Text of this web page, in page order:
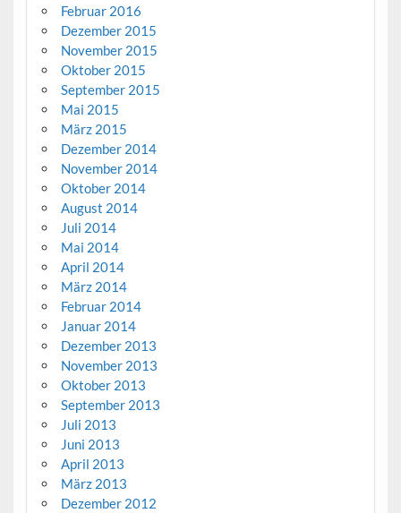
Februar 2016
Dezember 2015
November 2015
Oktober 2015
September 2015
Mai 2015
März 2015
Dezember 2014
November 2014
Oktober 2014
August 2014
Juli 2014
Mai 2014
April 2014
März 2014
Februar 2014
Januar 2014
Dezember 2013
November 2013
Oktober 2013
September 2013
Juli 2013
Juni 2013
April 2013
März 2013
Dezember 2012